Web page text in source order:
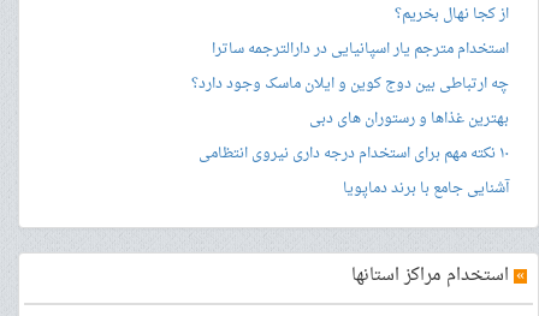
از کجا نهال بخریم؟
استخدام مترجم یار اسپانیایی در دارالترجمه ساترا
چه ارتباطی بین دوج کوین و ایلان ماسک وجود دارد؟
بهترین غذاها و رستوران های دبی
۱۰ نکته مهم برای استخدام درجه داری نیروی انتظامی
آشنایی جامع با برند دماپویا
» استخدام مراکز استانها